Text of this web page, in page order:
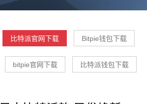
比特派官网下载 Bitpie钱包下载
bitpie官网下载 比特派钱包下载